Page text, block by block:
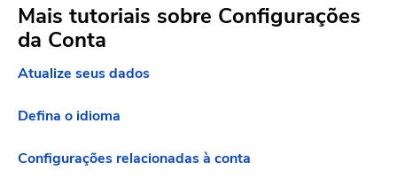
Mais tutoriais sobre Configurações
da Conta
Atualize seus dados
Defina o idioma
Configurações relacionadas à conta